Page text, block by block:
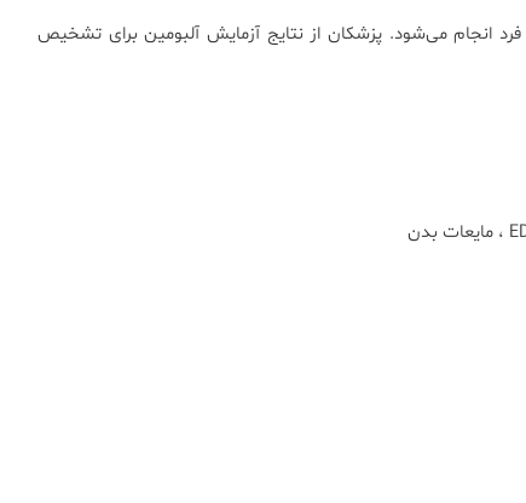
انجام می‌شود. پزشکان از نتایج آزمایش آلبومین برای تشخیص